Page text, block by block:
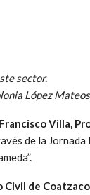
sector.
López
Villa,
de la
Civil de